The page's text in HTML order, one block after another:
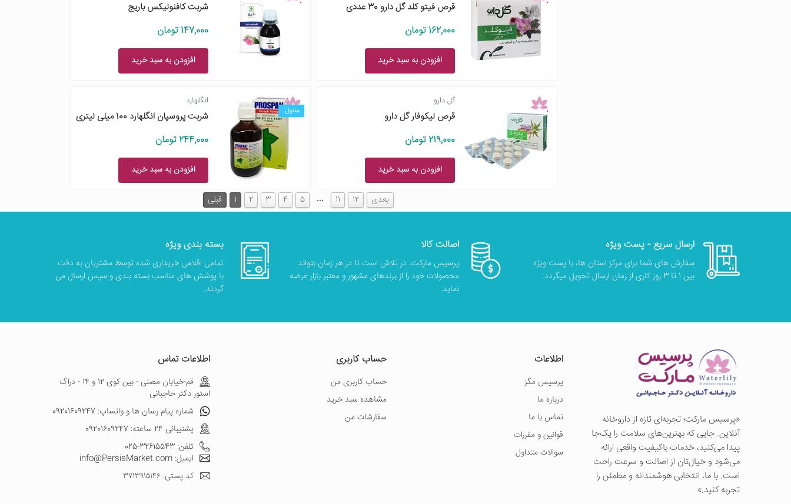
قرص فیتو کلد گل دارو 30 عددی
162,000 تومان
افزودن به سبد خرید
شربت کافنولیکس باریج
147,000 تومان
افزودن به سبد خرید
گل دارو
قرص لیکوفار گل دارو
219,000 تومان
افزودن به سبد خرید
منتول
انگلهارد
شربت پروسپان انگلهارد 100 میلی لیتری
244,000 تومان
افزودن به سبد خرید
قبلی 1 2 3 4 5 … 11 12 بعدی
ارسال سریع - پست ویژه
سفارش های شما برای مرکز استان ها، با پست ویژه
بین 1 تا 3 روز کاری از زمان ارسال تحویل میگردد.
اصالت کالا
پرسیس مارکت، در تلاش است تا در هر زمان بتواند
محصولات خود را از برندهای مشهور و معتبر بازار عرضه
نماید.
بسته بندی ویژه
تمامی اقلامی خریداری شده توسط مشتریان به دقت
با پوشش های مناسب بسته بندی و سپس ارسال می
گردند.
«پرسيس ماركت؛ تجربه‌ای تازه از داروخانه
آنلاین. جایی که بهترین‌های سلامت را یک‌جا
پیدا می‌کنید، خدمات باکیفیت واقعی ارائه
می‌شود و خیال‌تان از اصالت و سرعت راحت
است. با ما، انتخابی هوشمندانه و مطمئن را
تجربه کنید.»
اطلاعات
پرسیس مگز
درباره ما
تماس با ما
قوانین و مقررات
سوالات متداول
حساب کاربری
حساب کاربری من
مشاهده سبد خرید
سفارشات من
اطلاعات تماس
قم-خیابان مصلی - بین کوی 12 و 14 - دراگ
استور دکتر حاجبانی
شماره پیام رسان ها و واتساپ: 09201609247
پشتیبانی 24 ساعته: 09201609247
تلفن: 32615543-025
ایمیل: info@PersisMarket.com
کد پستی: ۳۷۱۳۹۱۵۱۴۶